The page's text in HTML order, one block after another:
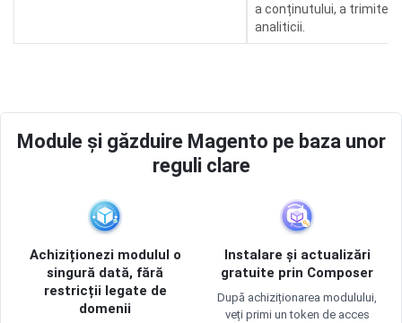
a conținutului, a trimiterii
analiticii.
Module și găzduire Magento pe baza unor
reguli clare
Achiziționezi modulul o
singură dată, fără
restricții legate de
domenii
Instalare și actualizări
gratuite prin Composer
După achiziționarea modulului,
veți primi un token de acces